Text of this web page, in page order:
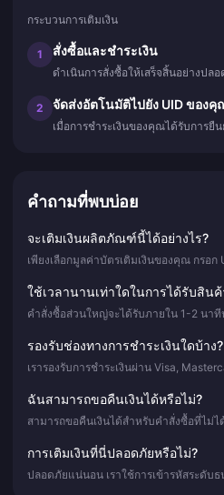
กระบวนการเติมเงิน
1 สั่งซื้อและชำระเงิน
ดำเนินการสั่งซื้อให้เสร็จสิ้นอย่างปล
2 จัดส่งอัตโนมัติไปยัง UID ของ
เมื่อการชำระเงินของคุณได้รับการยื
คำถามที่พบบ่อย
จะเติมเงินผลิตภัณฑ์นี้ได้อย่างไร?
เพียงเลือกมูลค่าบัตรเติมเงินของคุณ กรอ
ใช้เวลานานเท่าใดในการได้รับสินค้
คำสั่งซื้อส่วนใหญ่จะได้รับภายใน 1-2 นา
รองรับช่องทางการชำระเงินใดบ้าง?
เรารองรับการชำระเงินผ่าน Visa,
ฉันสามารถขอคืนเงินได้หรือไม่?
สามารถขอคืนเงินได้สำหรับคำสั่งซื้อที่ไม่
การเติมเงินที่นี่ปลอดภัยหรือไม่?
ปลอดภัยแน่นอน เราใช้การเข้ารหัสระดับ